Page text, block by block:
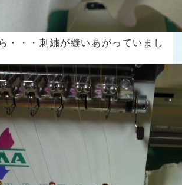
・・・刺繍が縫いあがっていまし